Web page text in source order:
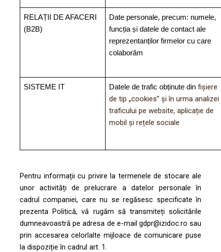
RELAȚII DE AFACERI
(B2B)
Date personale, precum: numele,
funcția și datele de contact ale
reprezentanților firmelor cu care
colaborăm
SISTEME IT Datele de trafic obținute din fișiere
de tip „cookies” și în urma analizei
traficului pe website, aplicație de
mobil și rețele sociale
Pentru informații cu privire la termenele de stocare ale
unor activități de prelucrare a datelor personale în
cadrul companiei, care nu se regăsesc specificate în
prezenta Politică, vă rugăm să transmiteți solicitările
dumneavoastră pe adresa de e-mail gdpr@izidoc.ro sau
prin accesarea celorlalte mijloace de comunicare puse
la dispoziție în cadrul art. 1.